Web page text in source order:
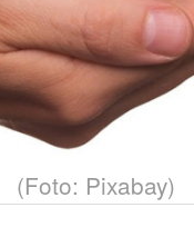
(Foto: Pixabay)